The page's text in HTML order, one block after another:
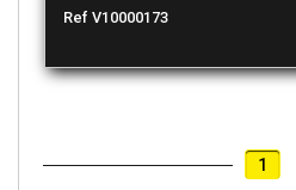
Ref V10000173
1